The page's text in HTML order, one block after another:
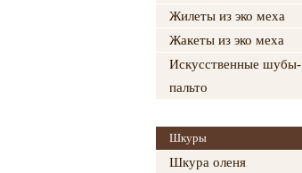
Жилеты из эко меха
Жакеты из эко меха
Искусственные шубы-
пальто
Шкуры
Шкура оленя